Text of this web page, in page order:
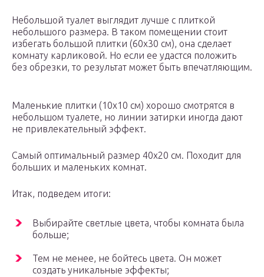
Небольшой туалет выглядит лучше с плиткой
небольшого размера. В таком помещении стоит
избегать большой плитки (60х30 см), она сделает
комнату карликовой. Но если ее удастся положить
без обрезки, то результат может быть впечатляющим.
Маленькие плитки (10х10 см) хорошо смотрятся в
небольшом туалете, но линии затирки иногда дают
не привлекательный эффект.
Самый оптимальный размер 40х20 см. Походит для
больших и маленьких комнат.
Итак, подведем итоги:
Выбирайте светлые цвета, чтобы комната была
больше;
Тем не менее, не бойтесь цвета. Он может
создать уникальные эффекты;